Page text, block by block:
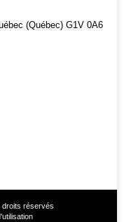
(Québec) G1V 0A6
Youtube
droits réservés